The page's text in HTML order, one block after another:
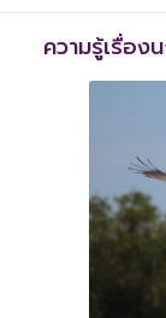
ความรู้เรื่อ